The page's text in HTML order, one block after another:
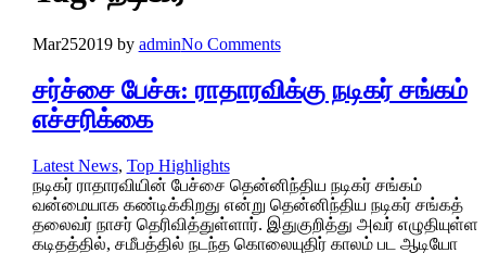
Mar252019by adminNo Comments
சர்ச்சை பேச்சு: ராதாரவிக்கு நடிகர் சங்கம்
எச்சரிக்கை
Latest News, Top Highlights
நடிகர் ராதாரவியின் பேச்சை தென்னிந்திய நடிகர் சங்கம்
வன்மையாக கண்டிக்கிறது என்று தென்னிந்திய நடிகர் சங்கத்
தலைவர் நாசர் தெரிவித்துள்ளார். இதுகுறித்து அவர் எழுதியுள்ள
கடிதத்தில், சமீபத்தில் நடந்த கொலையுதிர் காலம் பட ஆடியோ